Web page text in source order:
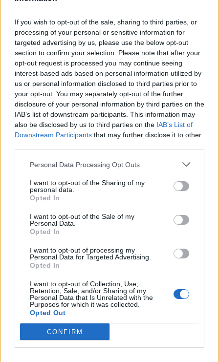
If you wish to opt-out of the sale, sharing to third parties, or
processing of your personal or sensitive information for
targeted advertising by us, please use the below opt-out
section to confirm your selection. Please note that after your
opt-out request is processed you may continue seeing
interest-based ads based on personal information utilized by
us or personal information disclosed to third parties prior to
your opt-out. You may separately opt-out of the further
disclosure of your personal information by third parties on the
IAB’s list of downstream participants. This information may
also be disclosed by us to third parties on the IAB’s List of
Downstream Participants that may further disclose it to other
Personal Data Processing Opt Outs
I want to opt-out of the Sharing of my
personal data.
Opted In
I want to opt-out of the Sale of my
Personal Data.
Opted In
I want to opt-out of processing my
Personal Data for Targeted Advertising.
Opted In
I want to opt-out of Collection, Use,
Retention, Sale, and/or Sharing of my
Personal Data that Is Unrelated with the
Purposes for which it was collected.
Opted Out
CONFIRM
buona da parte di Seedorf, sembrava poter
rientrare a Milano tramite una formula vicina a
quella del prestito per sei mesi.
Poi la smentita, arrivata da Gianluca Di Marzio,
che ha confermato le intenzioni della società
rossonera: come in queste ore anche FG vi sta
informando, il Milan vuole proseguire con i suoi
giovani e non ha intenzione di riaffidarsi ad un
pur 36enne di lusso come Seedorf. Per adesso,
e anche per il prossimo futuro, le strategie del
Autore
Redazione Fantacalcio.it
Le nostre app
Fantacalcio® Serie A Enilive